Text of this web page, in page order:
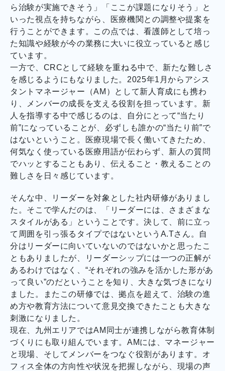
ら治験が実施できそう」「ここが課題になりそう」と
いった視点を持ちながら、医療機関との調整や提案を
行うことができます。この点では、看護師として培っ
た知識や経験が今の業務に大いに役立っていると感じ
ています。
一方で、CRCとして経験を重ねる中で、新たな難しさ
を感じるようにもなりました。2025年1月からアシス
タントマネージャー（AM）として新人育成にも携わ
り、メンバーの成長を支える役割を担っています。新
人を指導する中で感じるのは、自分にとって“当たり
前”になっていることが、必ずしも誰かの“当たり前”で
はないということ。医療現場で長く働いてきたため、
何気なく使っている医療用語が伝わらず、新人の質問
でハッとすることもあり、伝えること・教えることの
難しさを日々感じています。
そんな中、リーダーを対象とした社内研修がありまし
た。そこで学んだのは、「リーダーには、さまざまな
スタイルがある」ということです。決して、前に立っ
て周囲を引っ張るタイプではないというA.Tさん。自
分はリーダーに向いていないのではないかと思ったこ
ともありましたが、リーダーシップには一つの正解が
あるわけではなく、“それぞれの強みを活かした形があ
って良い”のだということを知り、大きな気づきになり
ました。またこの研修では、拠点を超えて、治験の進
め方や教育方法について意見交換できたことも大きな
刺激になりました。
現在、九州エリアではAM同士が連携しながら教育体制
づくりにも取り組んでいます。AMには、マネージャー
と現場、そしてメンバーをつなぐ役割があります。オ
フィス全体の方向性や状況を把握しながら、現場の声